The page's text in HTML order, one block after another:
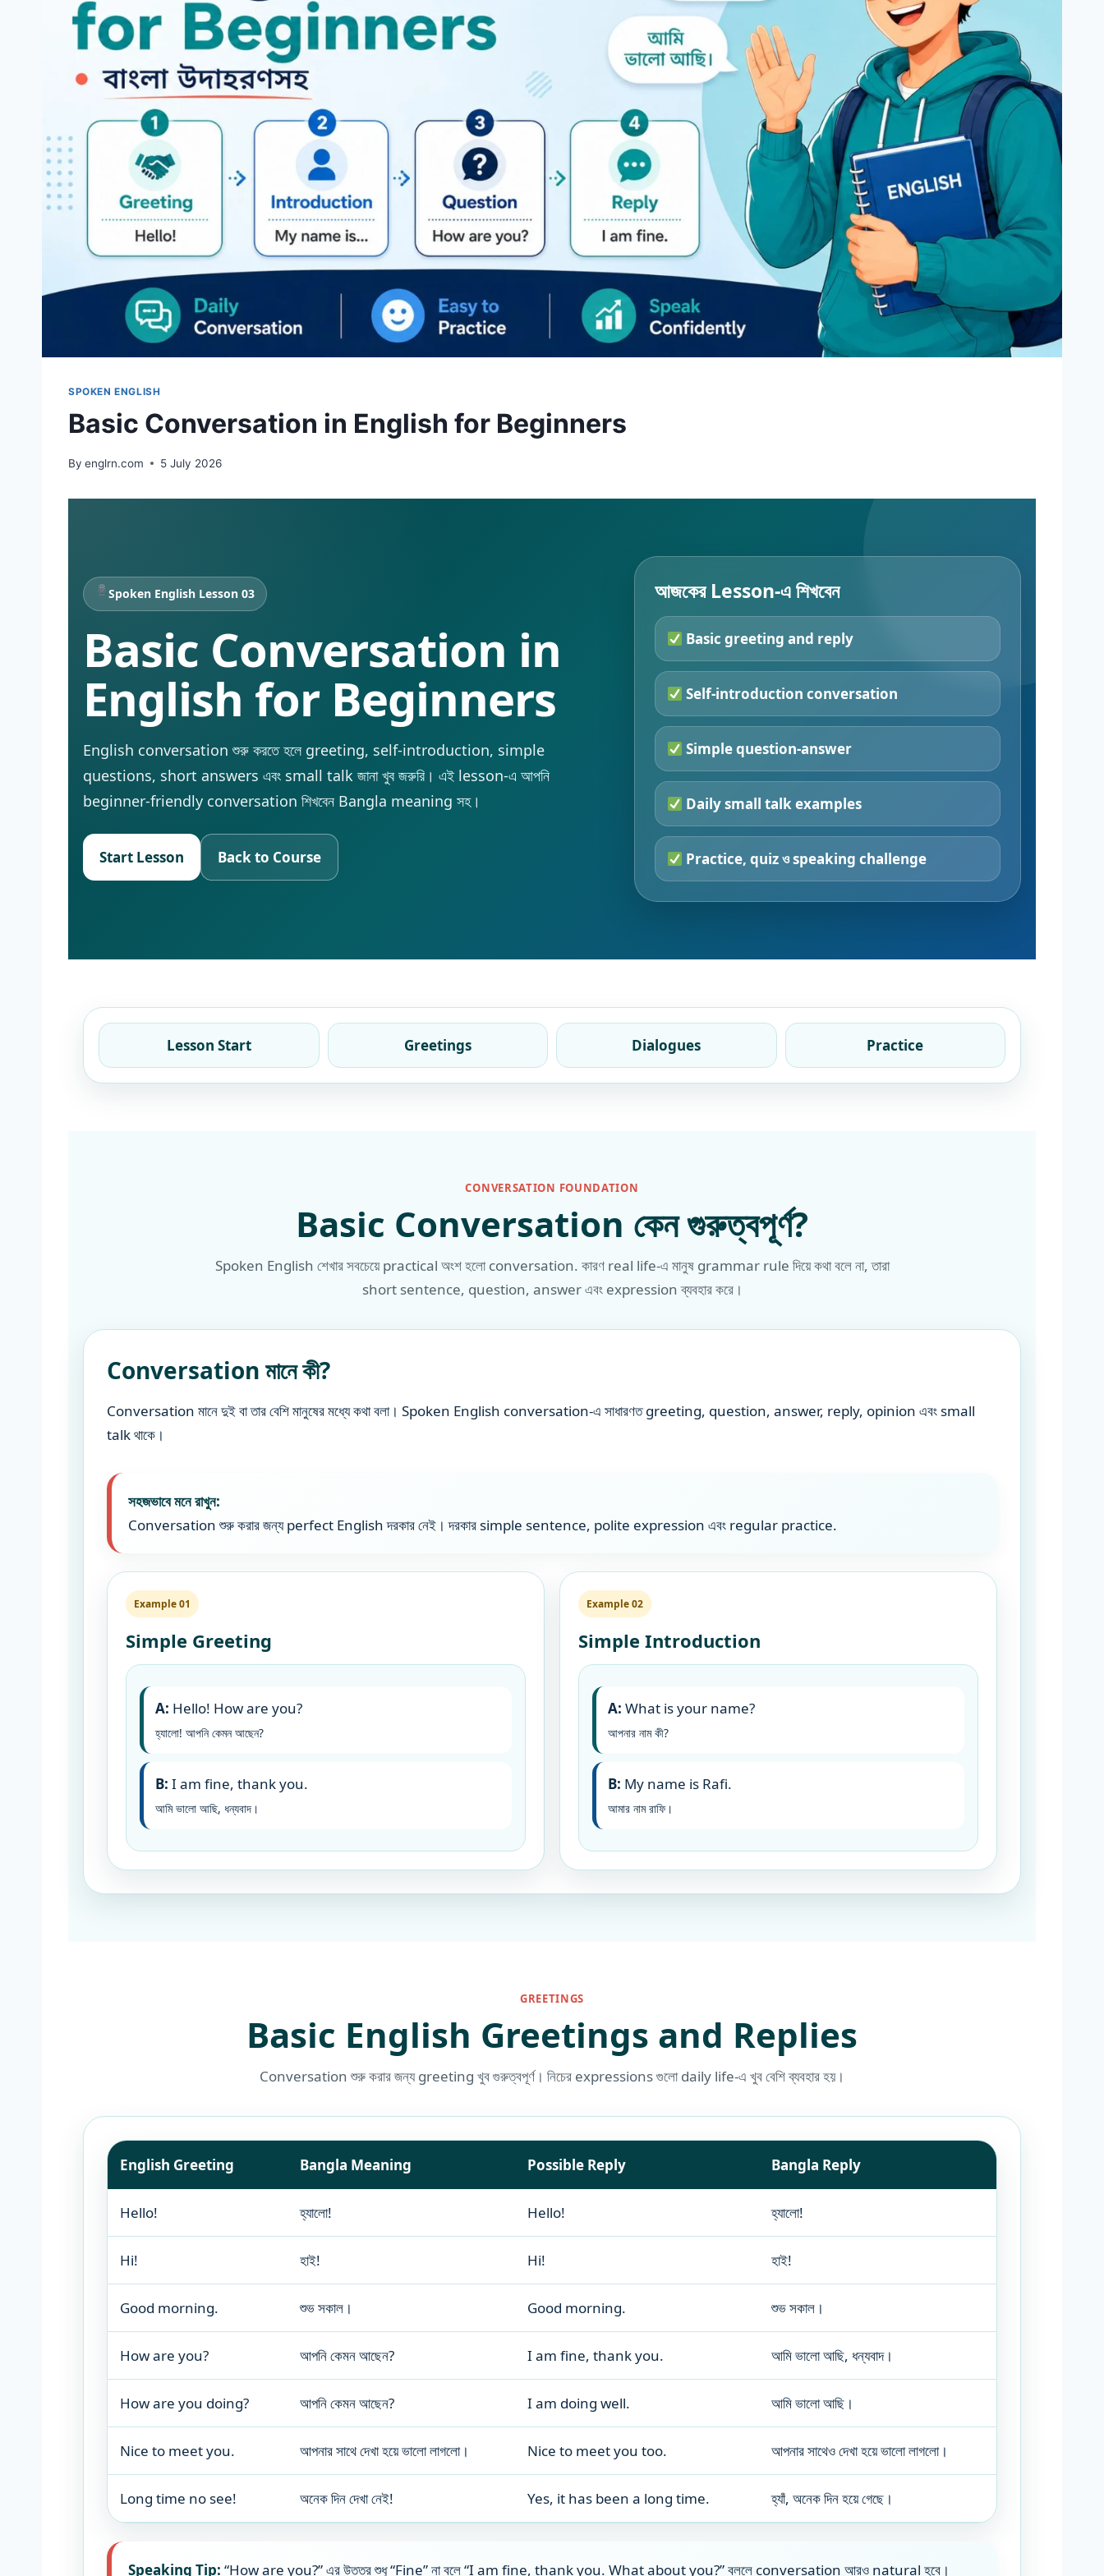
SPOKEN ENGLISH
Basic Conversation in English for Beginners
By englrn.com 5 July 2026
Spoken English Lesson 03
Basic Conversation in
English for Beginners
English conversation শুরু করতে হলে greeting, self-introduction, simple
questions, short answers এবং small talk জানা খুব জরুরি। এই lesson-এ আপনি
beginner-friendly conversation শিখবেন Bangla meaning সহ।
Start Lesson Back to Course
আজকের Lesson-এ শিখবেন
Basic greeting and reply
Self-introduction conversation
Simple question-answer
Daily small talk examples
Practice, quiz ও speaking challenge
Lesson Start Greetings Dialogues Practice
CONVERSATION FOUNDATION
Basic Conversation কেন গুরুত্বপূর্ণ?
Spoken English শেখার সবচেয়ে practical অংশ হলো conversation. কারণ real life-এ মানুষ grammar rule দিয়ে কথা বলে না, তারা
short sentence, question, answer এবং expression ব্যবহার করে।
Conversation মানে কী?
Conversation মানে দুই বা তার বেশি মানুষের মধ্যে কথা বলা। Spoken English conversation-এ সাধারণত greeting, question, answer, reply, opinion এবং small
talk থাকে।
সহজভাবে মনে রাখুন:
Conversation শুরু করার জন্য perfect English দরকার নেই। দরকার simple sentence, polite expression এবং regular practice.
Example 01
Simple Greeting
A: Hello! How are you?
হ্যালো! আপনি কেমন আছেন?
B: I am fine, thank you.
আমি ভালো আছি, ধন্যবাদ।
Example 02
Simple Introduction
A: What is your name?
আপনার নাম কী?
B: My name is Rafi.
আমার নাম রাফি।
GREETINGS
Basic English Greetings and Replies
Conversation শুরু করার জন্য greeting খুব গুরুত্বপূর্ণ। নিচের expressions গুলো daily life-এ খুব বেশি ব্যবহার হয়।
English Greeting Bangla Meaning Possible Reply Bangla Reply
Hello! হ্যালো! Hello! হ্যালো!
Hi! হাই! Hi! হাই!
Good morning. শুভ সকাল। Good morning. শুভ সকাল।
How are you? আপনি কেমন আছেন? I am fine, thank you. আমি ভালো আছি, ধন্যবাদ।
How are you doing? আপনি কেমন আছেন? I am doing well. আমি ভালো আছি।
Nice to meet you. আপনার সাথে দেখা হয়ে ভালো লাগলো। Nice to meet you too. আপনার সাথেও দেখা হয়ে ভালো লাগলো।
Long time no see! অনেক দিন দেখা নেই! Yes, it has been a long time. হ্যাঁ, অনেক দিন হয়ে গেছে।
Speaking Tip: “How are you?” এর উত্তর শুধু “Fine” না বলে “I am fine, thank you. What about you?” বললে conversation আরও natural হবে।